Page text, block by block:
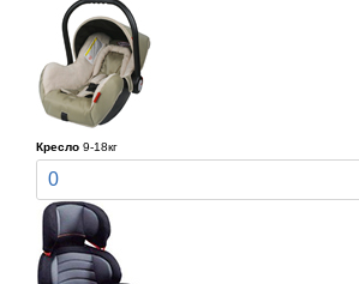
Кресло 9-18кг
0